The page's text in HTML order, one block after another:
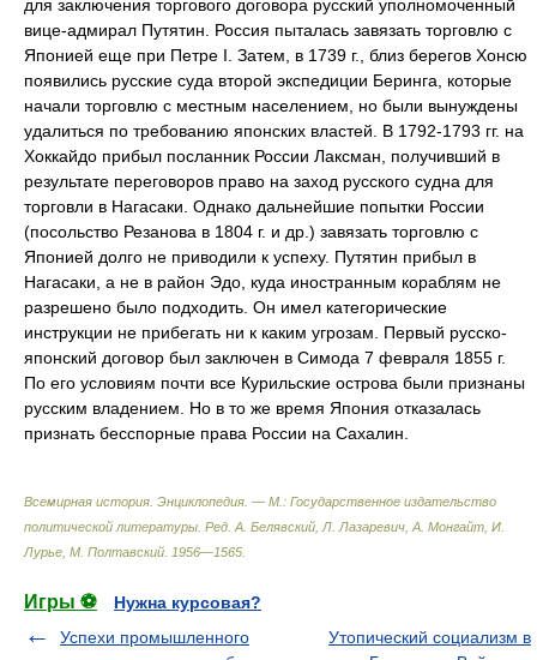
для заключения торгового договора русский уполномоченный
вице-адмирал Путятин. Россия пыталась завязать торговлю с
Японией еще при Петре I. Затем, в 1739 г., близ берегов Хонсю
появились русские суда второй экспедиции Беринга, которые
начали торговлю с местным населением, но были вынуждены
удалиться по требованию японских властей. В 1792-1793 гг. на
Хоккайдо прибыл посланник России Лаксман, получивший в
результате переговоров право на заход русского судна для
торговли в Нагасаки. Однако дальнейшие попытки России
(посольство Резанова в 1804 г. и др.) завязать торговлю с
Японией долго не приводили к успеху. Путятин прибыл в
Нагасаки, а не в район Эдо, куда иностранным кораблям не
разрешено было подходить. Он имел категорические
инструкции не прибегать ни к каким угрозам. Первый русско-
японский договор был заключен в Симода 7 февраля 1855 г.
По его условиям почти все Курильские острова были признаны
русским владением. Но в то же время Япония отказалась
признать бесспорные права России на Сахалин.
Всемирная история. Энциклопедия. — М.: Государственное издательство
политической литературы Ред. А. Белявский, Л. Лазаревич, А. Монгайт, И.
Лурье, М. Полтавский 1956—1565
Игры ⚽
Нужна курсовая?
Успехи промышленного
Утопический социализм в